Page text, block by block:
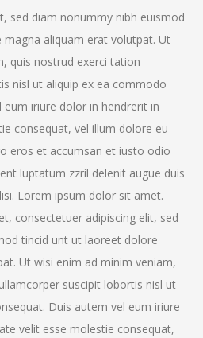
sed diam nonummy nibh euismod
aliquam erat volutpat. Ut
quis nostrud exerci tation
nisl ut aliquip ex ea commodo
iriure dolor in hendrerit in
consequat, vel illum dolore eu
eros et accumsan et iusto odio
luptatum zzril delenit augue duis
Lorem ipsum dolor sit amet.
consectetuer adipiscing elit, sed
tincid unt ut laoreet dolore
Ut wisi enim ad minim veniam,
suscipit lobortis nisl ut
Duis autem vel eum iriure
velit esse molestie consequat,